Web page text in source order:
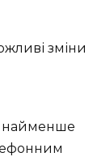
зміни
найменше